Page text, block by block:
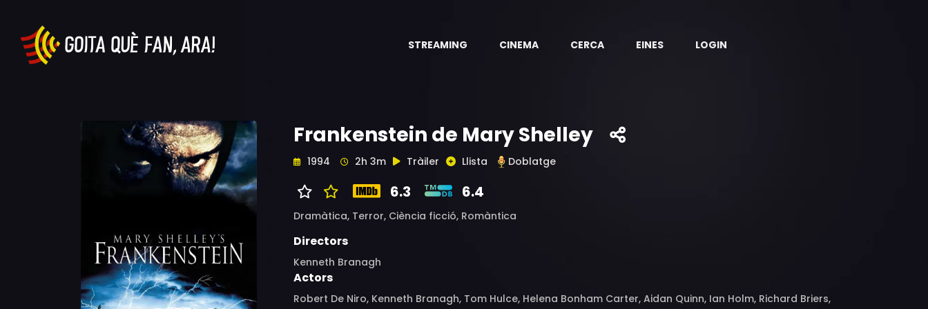
STREAMING CINEMA CERCA EINES LOGIN
Frankenstein de Mary Shelley
1994 2h 3m Tràiler Llista Doblatge
6.3 6.4
Dramàtica, Terror, Ciència ficció, Romàntica
Directors
Kenneth Branagh
Actors
Robert De Niro, Kenneth Branagh, Tom Hulce, Helena Bonham Carter, Aidan Quinn, Ian Holm, Richard Briers,